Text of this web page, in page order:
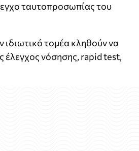
ταυτοπροσωπίας του
ιδιωτικό τομέα κληθούν να
έλεγχος νόσησης, rapid test,